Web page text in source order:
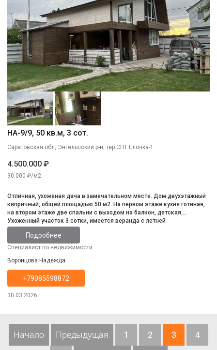
НА-9/9, 50 кв.м, 3 сот.
Саратовская обл, Энгельсский р-н, тер СНТ Елочка-1
4.500.000 ₽
90.000 ₽/м2
Отличная, ухоженая дача в замечательном месте. Дом двухэтажный
кипричный, общей площадью 50 м2. На первом этаже кухня готиная,
на втором этаже две спальни с выходом на балкон, детская.
Ухоженный участок 3 сотки, имеется веранда с летней
кухней, отдельностоящая постройка в которой находится санузел,
душ с водонагревателем и место под сауну и комнату отдыха.
Подробнее
Специалист по недвижимости
Воронцова Надежда
+79085598872
30.03.2026
Начало Предыдущая 1 2 3
4